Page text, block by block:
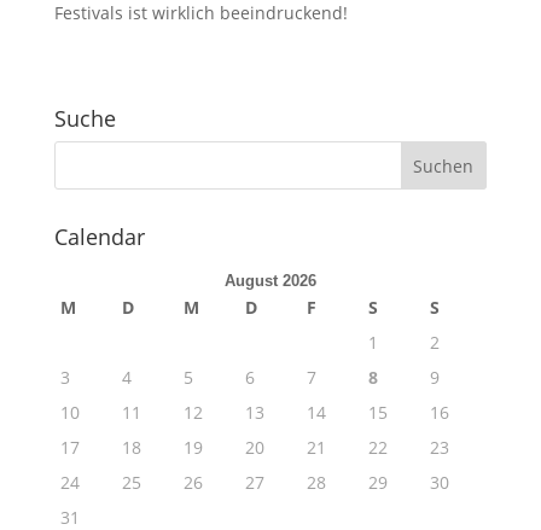
Festivals ist wirklich beeindruckend!
Suche
Calendar
August 2026
M D M D F S
S
1
2
3
4 5 6 7 8
9
10
11 12 13 14 15
16
17
18 19 20 21 22
23
24
25 26 27 28 29
30
31